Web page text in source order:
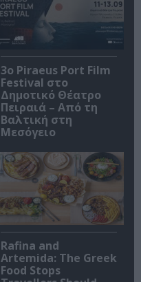
3o Piraeus Port Film
Festival στο
Δημοτικό Θέατρο
Πειραιά – Από τη
Βαλτική στη
Μεσόγειο
Rafina and
Artemida: The Greek
Food Stops